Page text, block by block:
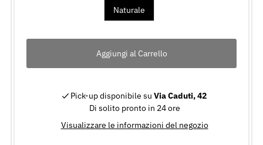
Naturale
Pick-up disponibile suVia Caduti, 42
Di solito pronto in 24 ore
Visualizzare le informazioni del negozio